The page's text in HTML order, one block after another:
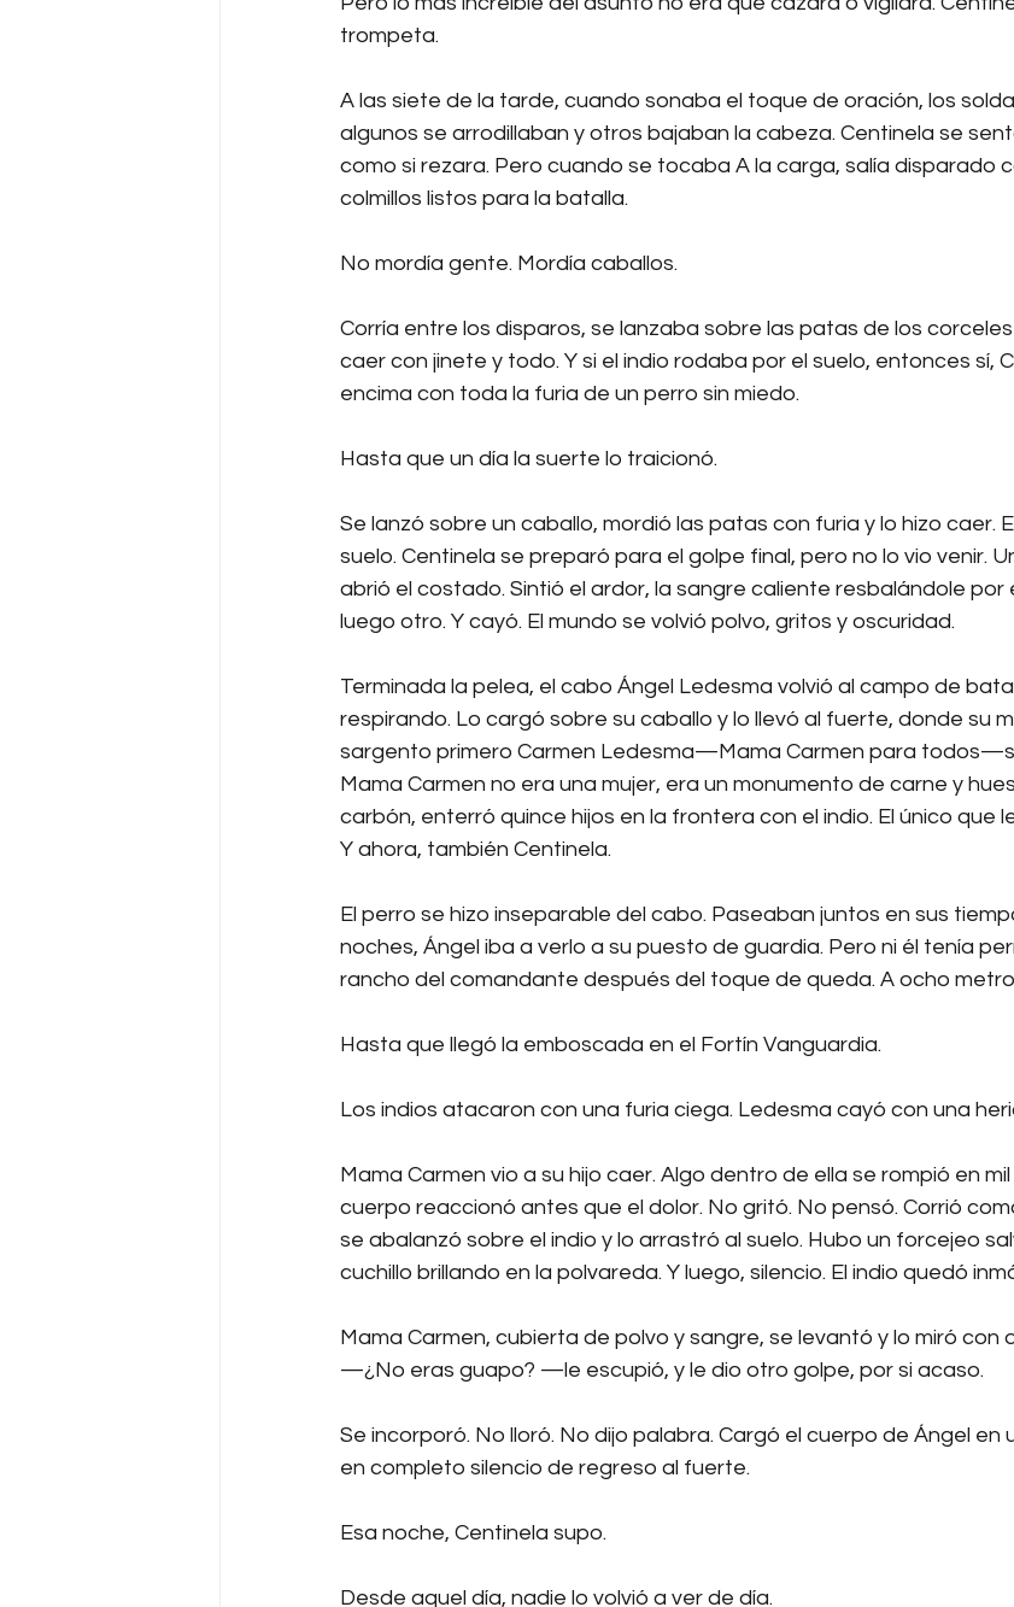
trompeta.
A las siete de la tarde, cuando sonaba el toque de oración, los
algunos se arrodillaban y otros bajaban la cabeza. Centinela se
como si rezara. Pero cuando se tocaba A la carga, salía disparado
colmillos listos para la batalla.
No mordía gente. Mordía caballos.
Corría entre los disparos, se lanzaba sobre las patas de los
caer con jinete y todo. Y si el indio rodaba por el suelo, entonces sí,
encima con toda la furia de un perro sin miedo.
Hasta que un día la suerte lo traicionó.
Se lanzó sobre un caballo, mordió las patas con furia y lo hizo caer.
suelo. Centinela se preparó para el golpe final, pero no lo vio venir.
abrió el costado. Sintió el ardor, la sangre caliente resbalándole por
luego otro. Y cayó. El mundo se volvió polvo, gritos y oscuridad.
Terminada la pelea, el cabo Ángel Ledesma volvió al campo de
respirando. Lo cargó sobre su caballo y lo llevó al fuerte, donde su
sargento primero Carmen Ledesma—Mama Carmen para
Mama Carmen no era una mujer, era un monumento de carne y
carbón, enterró quince hijos en la frontera con el indio. El único que
Y ahora, también Centinela.
El perro se hizo inseparable del cabo. Paseaban juntos en sus
noches, Ángel iba a verlo a su puesto de guardia. Pero ni él tenía
rancho del comandante después del toque de queda. A ocho
Hasta que llegó la emboscada en el Fortín Vanguardia.
Los indios atacaron con una furia ciega. Ledesma cayó con una
Mama Carmen vio a su hijo caer. Algo dentro de ella se rompió en
cuerpo reaccionó antes que el dolor. No gritó. No pensó. Corrió
se abalanzó sobre el indio y lo arrastró al suelo. Hubo un forcejeo
cuchillo brillando en la polvareda. Y luego, silencio. El indio quedó
Mama Carmen, cubierta de polvo y sangre, se levantó y lo miró con
—¿No eras guapo? —le escupió, y le dio otro golpe, por si acaso.
Se incorporó. No lloró. No dijo palabra. Cargó el cuerpo de Ángel en
en completo silencio de regreso al fuerte.
Esa noche, Centinela supo.
Desde aquel día, nadie lo volvió a ver de día.